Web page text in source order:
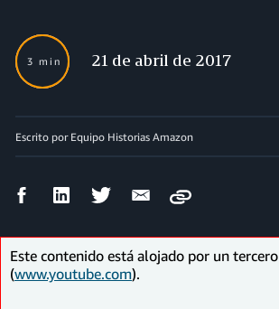
3 min 21 de abril de 2017
Escrito por Equipo Historias Amazon
CompartirCompartirCompartirCompartir
electrónico
Copy
Este contenido está alojado por un tercero
(www.youtube.com).